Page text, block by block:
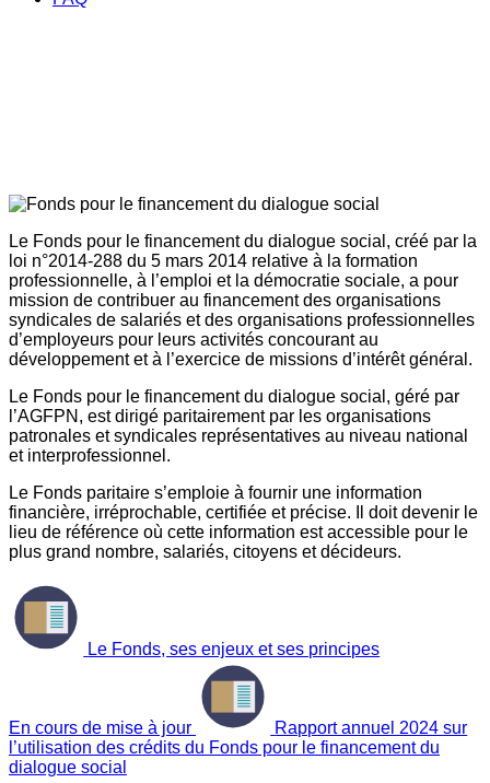
Le Fonds pour le financement du dialogue social, créé par la
loi n°2014-288 du 5 mars 2014 relative à la formation
professionnelle, à l’emploi et la démocratie sociale, a pour
mission de contribuer au financement des organisations
syndicales de salariés et des organisations professionnelles
d’employeurs pour leurs activités concourant au
développement et à l’exercice de missions d’intérêt général.
Le Fonds pour le financement du dialogue social, géré par
l’AGFPN, est dirigé paritairement par les organisations
patronales et syndicales représentatives au niveau national
et interprofessionnel.
Le Fonds paritaire s’emploie à fournir une information
financière, irréprochable, certifiée et précise. Il doit devenir le
lieu de référence où cette information est accessible pour le
plus grand nombre, salariés, citoyens et décideurs.
Le Fonds, ses enjeux et ses principes
En cours de mise à jour
Rapport annuel 2024 sur
l’utilisation des crédits du Fonds pour le financement du
dialogue social